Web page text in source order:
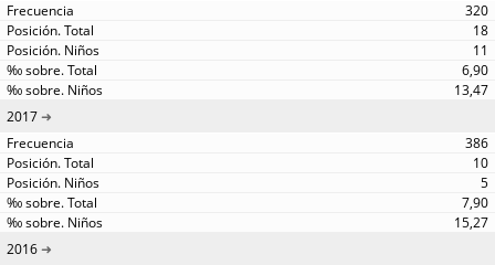
320
18
11
6,90
13,47
2017
386
10
5
7,90
15,27
2016